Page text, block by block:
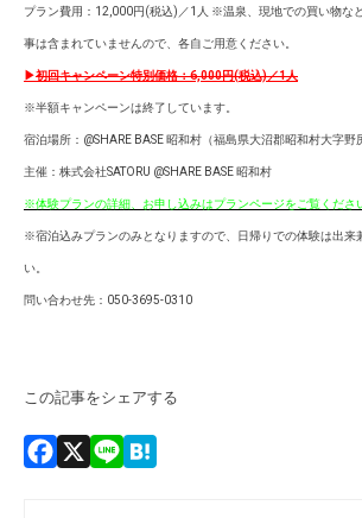
プラン費用：12,000円(税込)／1人 ※温泉、現地での買い物な
事は含まれていませんので、各自ご用意ください。
▶︎初回キャンペーン特別価格：6,000円(税込)／1人
※半額キャンペーンは終了しています。
宿泊場所：@SHARE BASE 昭和村（福島県大沼郡昭和村大字野
主催：株式会社SATORU @SHARE BASE 昭和村
※体験プランの詳細、お申し込みはプランページをご覧くださ
※宿泊込みプランのみとなりますので、日帰りでの体験は出来
い。
問い合わせ先：050-3695-0310
この記事をシェアする
Facebook
X Line